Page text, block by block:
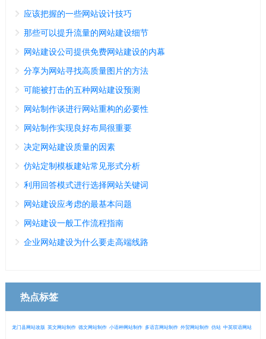
应该把握的一些网站设计技巧
那些可以提升流量的网站建设细节
网站建设公司提供免费网站建设的内幕
分享为网站寻找高质量图片的方法
可能被打击的五种网站建设预测
网站制作谈进行网站重构的必要性
网站制作实现良好布局很重要
决定网站建设质量的因素
仿站定制模板建站常见形式分析
利用回答模式进行选择网站关键词
网站建设应考虑的最基本问题
网站建设一般工作流程指南
企业网站建设为什么要走高端线路
热点标签
龙门县网站改版 英文网站制作 德文网站制作 小语种网站制作 多语言网站制作 外贸网站制作 仿站 中英双语网站